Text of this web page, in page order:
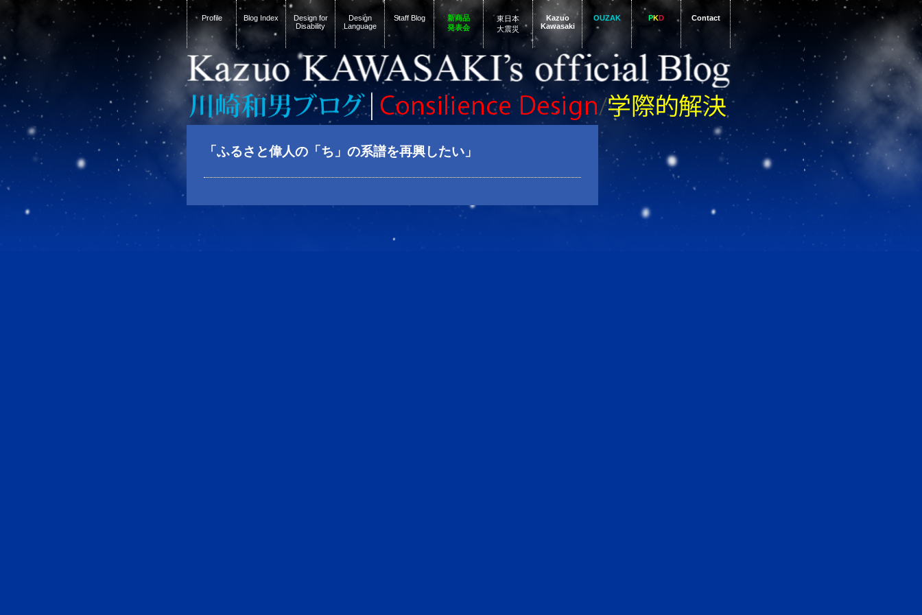
Profile Blog Index
Design for
Disability
Design
Language
Staff Blog
新商品
発表会
東日本
大震災
Kazuo
Kawasaki
OUZAK PKD Contact
「ふるさと偉人の「ち」の系譜を再興したい」